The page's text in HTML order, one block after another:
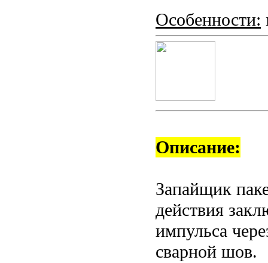
Особенности:
Описание:
Запайщик
действия
импульса
сварной шов.